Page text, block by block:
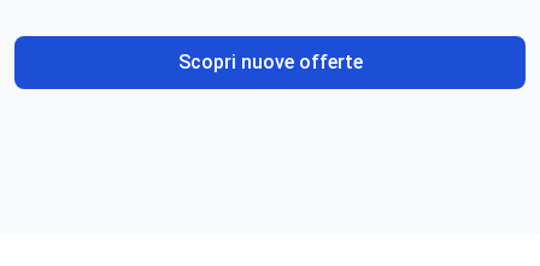
Scopri nuove offerte